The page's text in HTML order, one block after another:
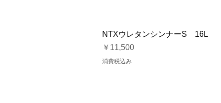
NTXウレタンシンナーS 16L
価格
￥11,500
消費税込み